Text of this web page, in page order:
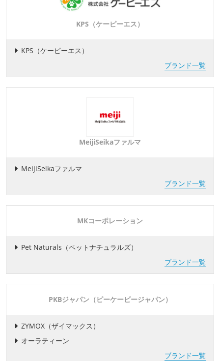
KPS（ケーピーエス）
KPS（ケーピーエス）
ブランド一覧
MeijiSeikaファルマ
MeijiSeikaファルマ
ブランド一覧
MKコーポレーション
Pet Naturals（ペットナチュラルズ）
ブランド一覧
PKBジャパン（ピーケービージャパン）
ZYMOX（ザイマックス）
オーラティーン
ブランド一覧